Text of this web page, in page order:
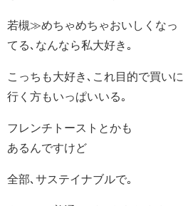
若槻≫めちゃめちゃおいしくなっ
てる､なんなら私大好き｡
こっちも大好き､これ目的で買いに
行く方もいっぱいいる｡
フレンチトーストとかも
あるんですけど
全部､サステイナブルで｡